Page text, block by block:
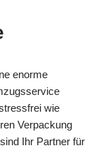
enorme
wie
Verpackung
Ihr Partner für